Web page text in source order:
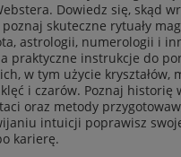
Dowiedz się, skąd
poznaj skuteczne rytuały
astrologii, numerologii i
praktyczne instrukcje do
w tym użycie kryształów,
i czarów. Poznaj historię
oraz metody
intuicji poprawisz
karierę.